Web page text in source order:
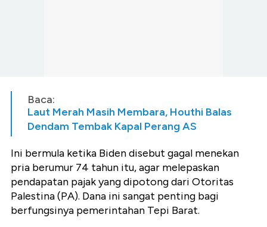
Baca:
Laut Merah Masih Membara, Houthi Balas
Dendam Tembak Kapal Perang AS
Ini bermula ketika Biden disebut gagal menekan
pria berumur 74 tahun itu, agar melepaskan
pendapatan pajak yang dipotong dari Otoritas
Palestina (PA). Dana ini sangat penting bagi
berfungsinya pemerintahan Tepi Barat.